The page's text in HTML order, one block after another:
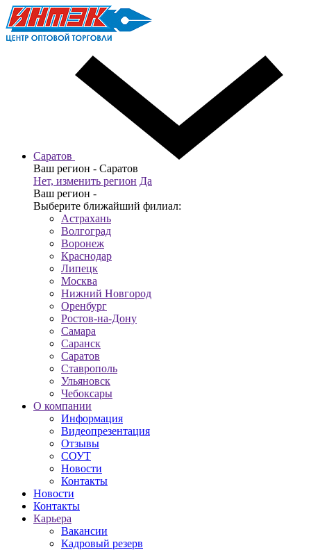
Саратов
Ваш регион - Саратов
Нет, изменить регион Да
Ваш регион -
Выберите ближайший филиал:
Астрахань
Волгоград
Воронеж
Краснодар
Липецк
Москва
Нижний Новгород
Оренбург
Ростов-на-Дону
Самара
Саранск
Саратов
Ставрополь
Ульяновск
Чебоксары
О компании
Информация
Видеопрезентация
Отзывы
СОУТ
Новости
Контакты
Новости
Контакты
Карьера
Вакансии
Кадровый резерв